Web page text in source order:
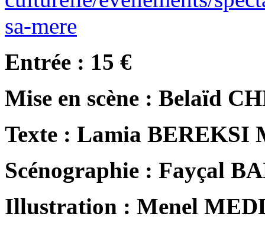
sa-mere
Entrée : 15 €
Mise en scène : Belaïd
Texte : Lamia BEREKSI
Scénographie : Fayçal
Illustration : Menel